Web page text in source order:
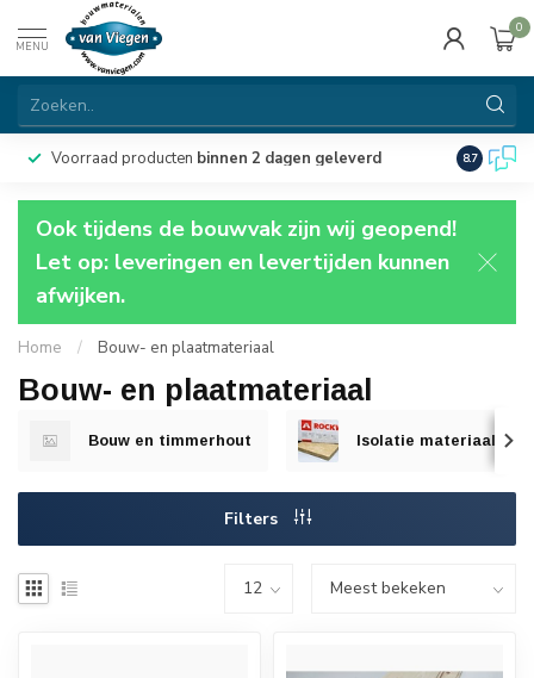
MENU
0
Voorraad producten binnen 2 dagen geleverd 8.7
Ook tijdens de bouwvak zijn wij geopend!
Let op: leveringen en levertijden kunnen
afwijken.
Home / Bouw- en plaatmateriaal
Bouw- en plaatmateriaal
Bouw en timmerhout Isolatie materiaal
Filters